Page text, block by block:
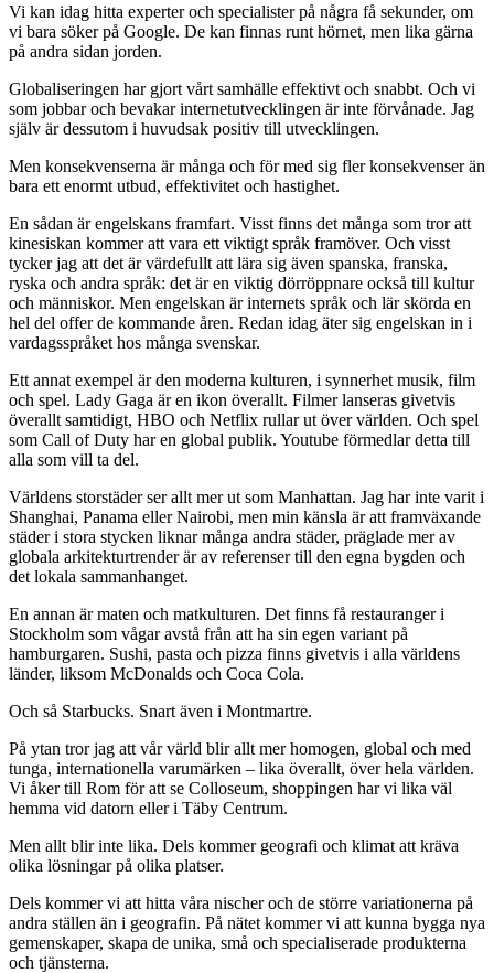
Vi kan idag hitta experter och specialister på några få sekunder, om
vi bara söker på Google. De kan finnas runt hörnet, men lika gärna
på andra sidan jorden.
Globaliseringen har gjort vårt samhälle effektivt och snabbt. Och vi
som jobbar och bevakar internetutvecklingen är inte förvånade. Jag
själv är dessutom i huvudsak positiv till utvecklingen.
Men konsekvenserna är många och för med sig fler konsekvenser än
bara ett enormt utbud, effektivitet och hastighet.
En sådan är engelskans framfart. Visst finns det många som tror att
kinesiskan kommer att vara ett viktigt språk framöver. Och visst
tycker jag att det är värdefullt att lära sig även spanska, franska,
ryska och andra språk: det är en viktig dörröppnare också till kultur
och människor. Men engelskan är internets språk och lär skörda en
hel del offer de kommande åren. Redan idag äter sig engelskan in i
vardagsspråket hos många svenskar.
Ett annat exempel är den moderna kulturen, i synnerhet musik, film
och spel. Lady Gaga är en ikon överallt. Filmer lanseras givetvis
överallt samtidigt, HBO och Netflix rullar ut över världen. Och spel
som Call of Duty har en global publik. Youtube förmedlar detta till
alla som vill ta del.
Världens storstäder ser allt mer ut som Manhattan. Jag har inte varit i
Shanghai, Panama eller Nairobi, men min känsla är att framväxande
städer i stora stycken liknar många andra städer, präglade mer av
globala arkitekturtrender är av referenser till den egna bygden och
det lokala sammanhanget.
En annan är maten och matkulturen. Det finns få restauranger i
Stockholm som vågar avstå från att ha sin egen variant på
hamburgaren. Sushi, pasta och pizza finns givetvis i alla världens
länder, liksom McDonalds och Coca Cola.
Och så Starbucks. Snart även i Montmartre.
På ytan tror jag att vår värld blir allt mer homogen, global och med
tunga, internationella varumärken – lika överallt, över hela världen.
Vi åker till Rom för att se Colloseum, shoppingen har vi lika väl
hemma vid datorn eller i Täby Centrum.
Men allt blir inte lika. Dels kommer geografi och klimat att kräva
olika lösningar på olika platser.
Dels kommer vi att hitta våra nischer och de större variationerna på
andra ställen än i geografin. På nätet kommer vi att kunna bygga nya
gemenskaper, skapa de unika, små och specialiserade produkterna
och tjänsterna.